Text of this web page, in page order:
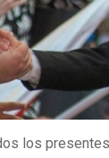
los